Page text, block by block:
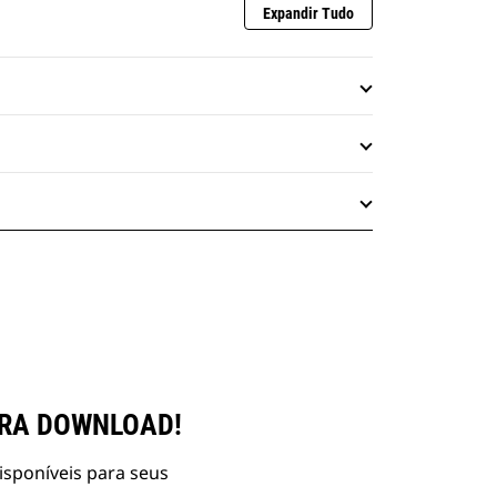
Expandir Tudo
DOWNLOAD!
para seus